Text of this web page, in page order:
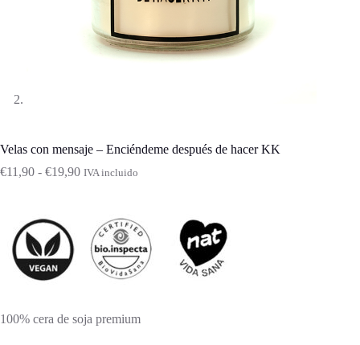
Velas con mensaje – Enciéndeme después de hacer KK
€11,90 - €19,90Rango
€11,90
hasta
€19,90
IVA incluido
100% cera de soja premium